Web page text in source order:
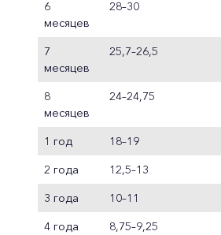
6
месяцев
28–30
7
месяцев
25,7–26,5
8
месяцев
24–24,75
1 год 18–19
2 года
12,5–13
3 года
10–11
4 года
8,75–9,25